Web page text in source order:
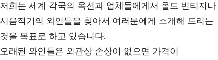
저희는 세계 각국의 옥션과 업체들에게서 올드 빈티지나
시음적기의 와인들을 찾아서 여러분에게 소개해 드리는
것을 목표로 하고 있습니다.
오래된 와인들은 외관상 손상이 없으면 가격이